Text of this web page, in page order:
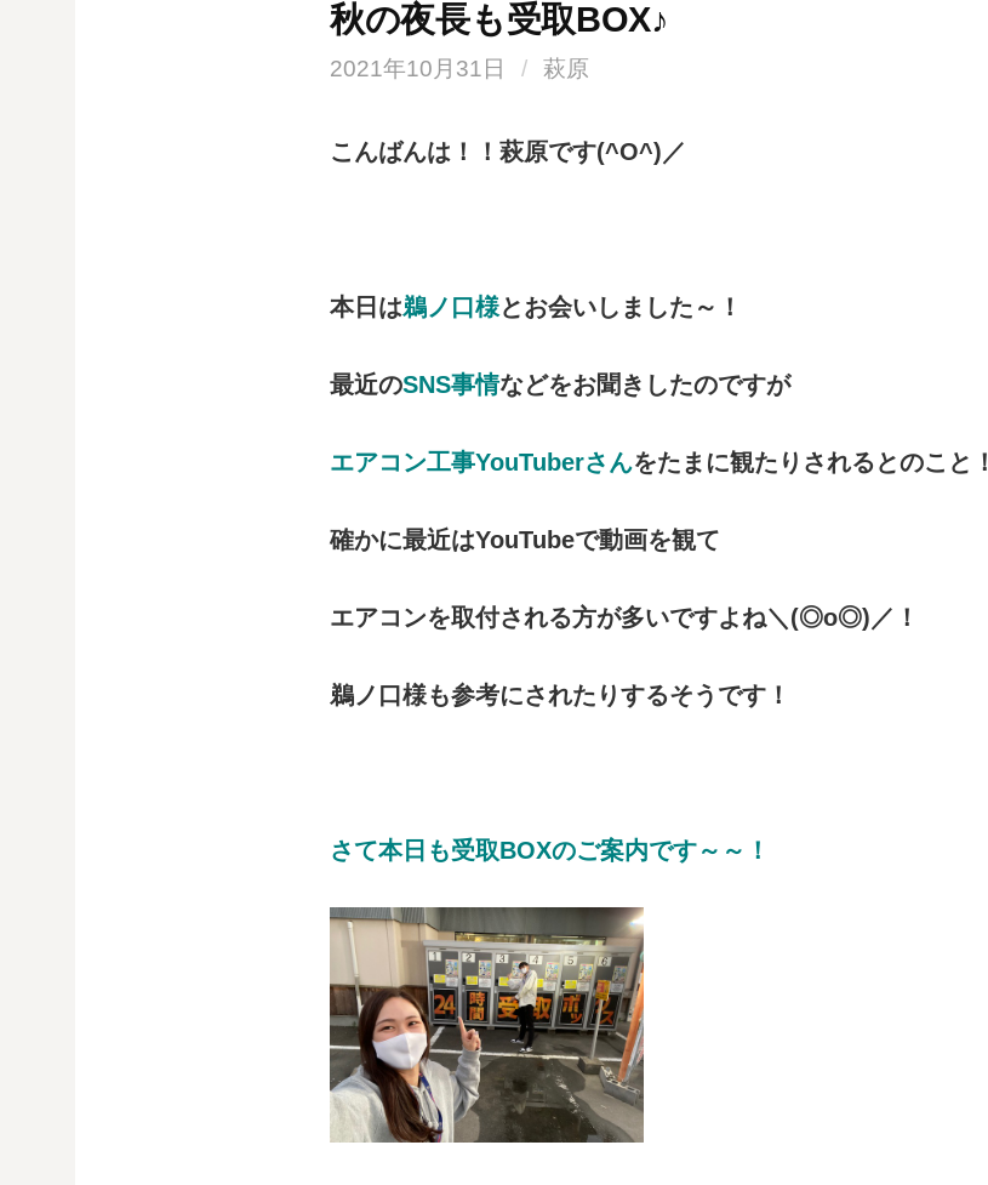
秋の夜長も受取BOX♪
2021年10月31日 / 萩原
こんばんは！！萩原です(^O^)／
本日は鵜ノ口様とお会いしました～！
最近のSNS事情などをお聞きしたのですが
エアコン工事YouTuberさんをたまに観たりされるとのこと！
確かに最近はYouTubeで動画を観て
エアコンを取付される方が多いですよね＼(◎o◎)／！
鵜ノ口様も参考にされたりするそうです！
さて本日も受取BOXのご案内です～～！